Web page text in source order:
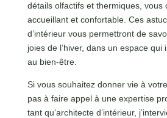
détails olfactifs et thermiques, vous
accueillant et confortable. Ces
d’intérieur vous permettront de
joies de l’hiver, dans un espace
au bien-être.
Si vous souhaitez donner vie à
pas à faire appel à une expertise
tant qu’architecte d’intérieur,